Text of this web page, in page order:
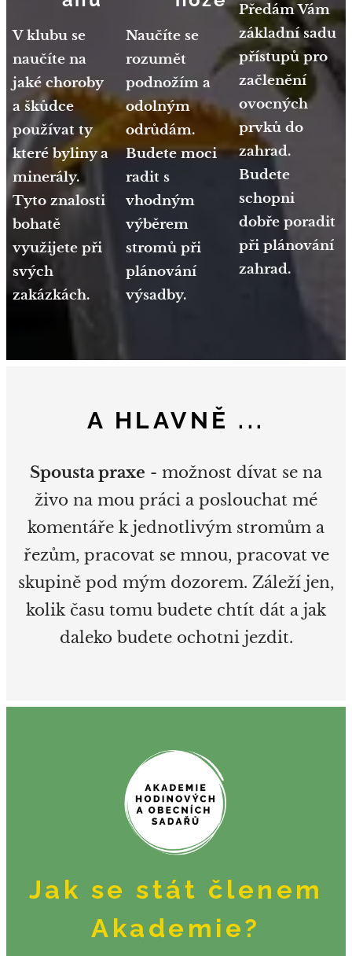
V klubu se
naučíte na
jaké choroby
a škůdce
používat ty
které byliny a
minerály.
Tyto znalosti
bohatě
využijete při
svých
zakázkách.
Naučíte se
rozumět
podnožím a
odolným
odrůdám.
Budete moci
radit s
vhodným
výběrem
stromů při
plánování
výsadby.
Předám Vám
základní sadu
přístupů pro
začlenění
ovocných
prvků do
zahrad.
Budete
schopni
dobře poradit
při plánování
zahrad.
A HLAVNĚ ...
Spousta praxe - možnost dívat se na
živo na mou práci a poslouchat mé
komentáře k jednotlivým stromům a
řezům, pracovat se mnou, pracovat ve
skupině pod mým dozorem. Záleží jen,
kolik času tomu budete chtít dát a jak
daleko budete ochotni jezdit.
Jak se stát členem
Akademie?